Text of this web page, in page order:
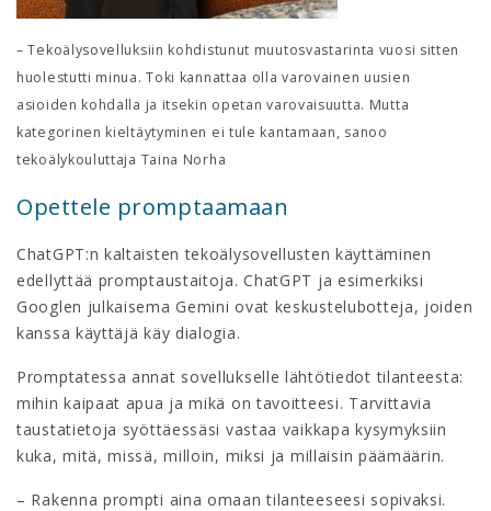
– Tekoälysovelluksiin kohdistunut muutosvastarinta vuosi sitten
huolestutti minua. Toki kannattaa olla varovainen uusien
asioiden kohdalla ja itsekin opetan varovaisuutta. Mutta
kategorinen kieltäytyminen ei tule kantamaan, sanoo
tekoälykouluttaja Taina Norha
Opettele promptaamaan
ChatGPT:n kaltaisten tekoälysovellusten käyttäminen
edellyttää promptaustaitoja. ChatGPT ja esimerkiksi
Googlen julkaisema Gemini ovat keskustelubotteja, joiden
kanssa käyttäjä käy dialogia.
Promptatessa annat sovellukselle lähtötiedot tilanteesta:
mihin kaipaat apua ja mikä on tavoitteesi. Tarvittavia
taustatietoja syöttäessäsi vastaa vaikkapa kysymyksiin
kuka, mitä, missä, milloin, miksi ja millaisin päämäärin.
– Rakenna prompti aina omaan tilanteeseesi sopivaksi.